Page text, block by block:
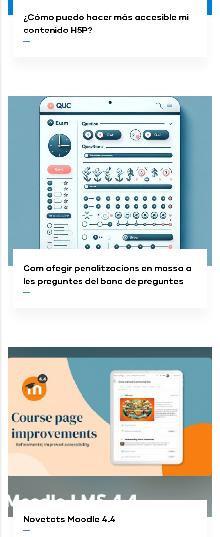
¿Cómo puedo hacer más accesible mi
contenido H5P?
Com afegir penalitzacions en massa a
les preguntes del banc de preguntes
Novetats Moodle 4.4